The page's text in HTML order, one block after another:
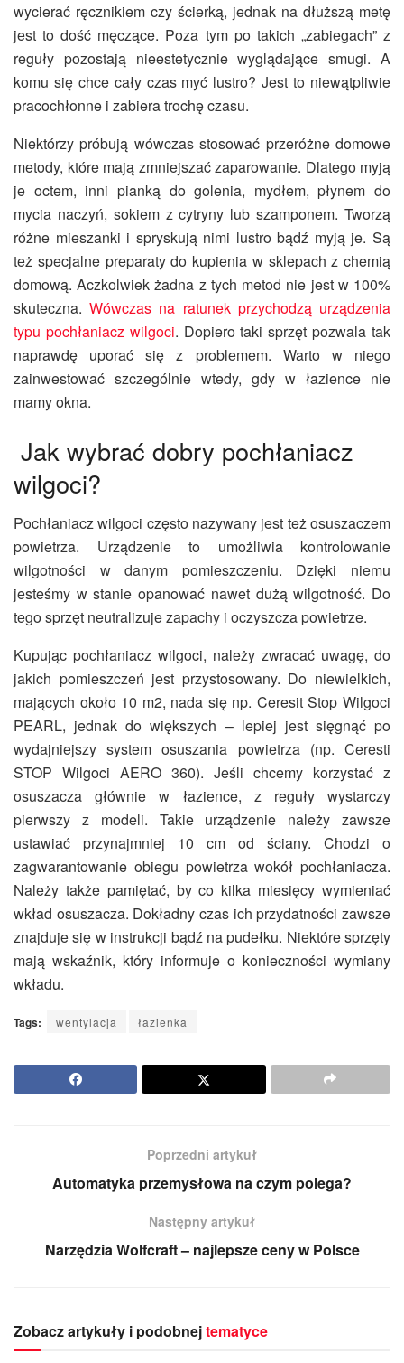
wycierać ręcznikiem czy ścierką, jednak na dłuższą metę
jest to dość męczące. Poza tym po takich „zabiegach” z
reguły pozostają nieestetycznie wyglądające smugi. A
komu się chce cały czas myć lustro? Jest to niewątpliwie
pracochłonne i zabiera trochę czasu.
Niektórzy próbują wówczas stosować przeróżne domowe
metody, które mają zmniejszać zaparowanie. Dlatego myją
je octem, inni pianką do golenia, mydłem, płynem do
mycia naczyń, sokiem z cytryny lub szamponem. Tworzą
różne mieszanki i spryskują nimi lustro bądź myją je. Są
też specjalne preparaty do kupienia w sklepach z chemią
domową. Aczkolwiek żadna z tych metod nie jest w 100%
skuteczna.Wówczas na ratunek przychodzą urządzenia
typu pochłaniacz wilgoci. Dopiero taki sprzęt pozwala tak
naprawdę uporać się z problemem. Warto w niego
zainwestować szczególnie wtedy, gdy w łazience nie
mamy okna.
Jak wybrać dobry pochłaniacz
wilgoci?
Pochłaniacz wilgoci często nazywany jest też osuszaczem
powietrza. Urządzenie to umożliwia kontrolowanie
wilgotności w danym pomieszczeniu. Dzięki niemu
jesteśmy w stanie opanować nawet dużą wilgotność. Do
tego sprzęt neutralizuje zapachy i oczyszcza powietrze.
Kupując pochłaniacz wilgoci, należy zwracać uwagę, do
jakich pomieszczeń jest przystosowany. Do niewielkich,
mających około 10 m2, nada się np. Ceresit Stop Wilgoci
PEARL, jednak do większych – lepiej jest sięgnąć po
wydajniejszy system osuszania powietrza (np. Ceresti
STOP Wilgoci AERO 360). Jeśli chcemy korzystać z
osuszacza głównie w łazience, z reguły wystarczy
pierwszy z modeli. Takie urządzenie należy zawsze
ustawiać przynajmniej 10 cm od ściany. Chodzi o
zagwarantowanie obiegu powietrza wokół pochłaniacza.
Należy także pamiętać, by co kilka miesięcy wymieniać
wkład osuszacza. Dokładny czas ich przydatności zawsze
znajduje się w instrukcji bądź na pudełku. Niektóre sprzęty
mają wskaźnik, który informuje o konieczności wymiany
wkładu.
Tags: wentylacja łazienka
Poprzedni artykuł
Automatyka przemysłowa na czym polega?
Następny artykuł
Narzędzia Wolfcraft – najlepsze ceny w Polsce
Zobacz artykuły i podobnejtematyce